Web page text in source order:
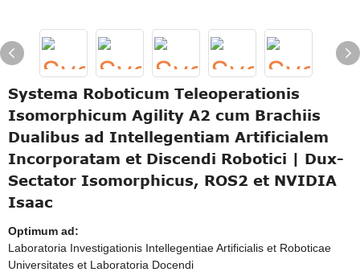
Systema Roboticum Teleoperationis
Isomorphicum Agility A2 cum Brachiis
Dualibus ad Intellegentiam Artificialem
Incorporatam et Discendi Robotici | Dux-
Sectator Isomorphicus, ROS2 et NVIDIA
Isaac
Optimum ad:
Laboratoria Investigationis Intellegentiae Artificialis et Roboticae
Universitates et Laboratoria Docendi